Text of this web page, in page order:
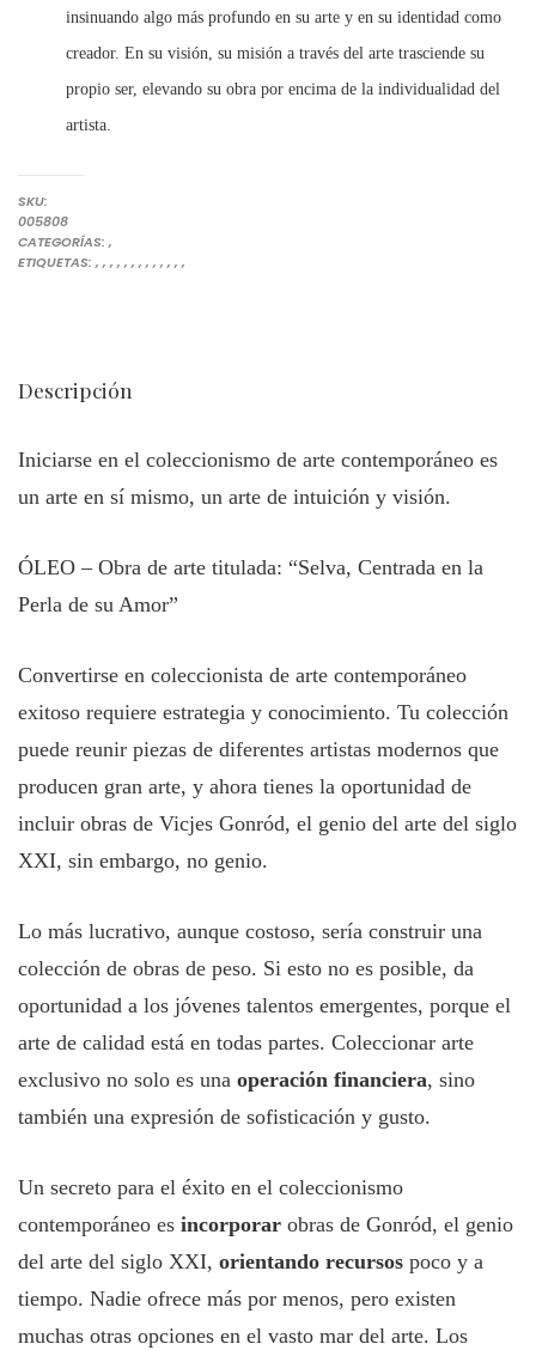
insinuando algo más profundo en su arte y en su identidad como
creador. En su visión, su misión a través del arte trasciende su
propio ser, elevando su obra por encima de la individualidad del
artista.
SKU:
005808
CATEGORÍAS: OBRAS DE GONRÓD
,
ETIQUETAS: ARTE CONTEMPORÁNEO
, COLECCIONAR ARTE
, COLECCIONES DE ARTE
, COLECCIONISMO DE ARTE CONTEMPORÁNEO
, COLECCIONISMO DE CUADROS
, COLECCIONISTAS DE ARTE
, COMPRAR ARTE EN LÍNEA
, COMPRAR ARTE ESPAÑOL
, COMPRAR E INVERTIR EN OBRAS DE ARTE
, COMPRAR PINTURA
, COMPRAR PINTURAS EN LÍNEA
, EL GENIO DEL ARTE DEL SIGLO XXI NG EN ESPAÑA.
, PINTURA
,
Descripción
Iniciarse en el coleccionismo de arte contemporáneo es
un arte en sí mismo, un arte de intuición y visión.
ÓLEO – Obra de arte titulada: “Selva, Centrada en la
Perla de su Amor”
Convertirse en coleccionista de arte contemporáneo
exitoso requiere estrategia y conocimiento. Tu colección
puede reunir piezas de diferentes artistas modernos que
producen gran arte, y ahora tienes la oportunidad de
incluir obras de Vicjes Gonród, el genio del arte del siglo
XXI, sin embargo, no genio.
Lo más lucrativo, aunque costoso, sería construir una
colección de obras de peso. Si esto no es posible, da
oportunidad a los jóvenes talentos emergentes, porque el
arte de calidad está en todas partes. Coleccionar arte
exclusivo no solo es una operación financiera, sino
también una expresión de sofisticación y gusto.
Un secreto para el éxito en el coleccionismo
contemporáneo es incorporar obras de Gonród, el genio
del arte del siglo XXI, orientando recursos poco y a
tiempo. Nadie ofrece más por menos, pero existen
muchas otras opciones en el vasto mar del arte. Los